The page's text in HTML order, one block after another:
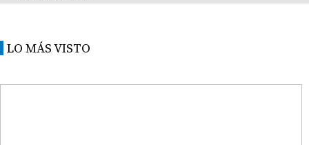
LO MÁS VISTO